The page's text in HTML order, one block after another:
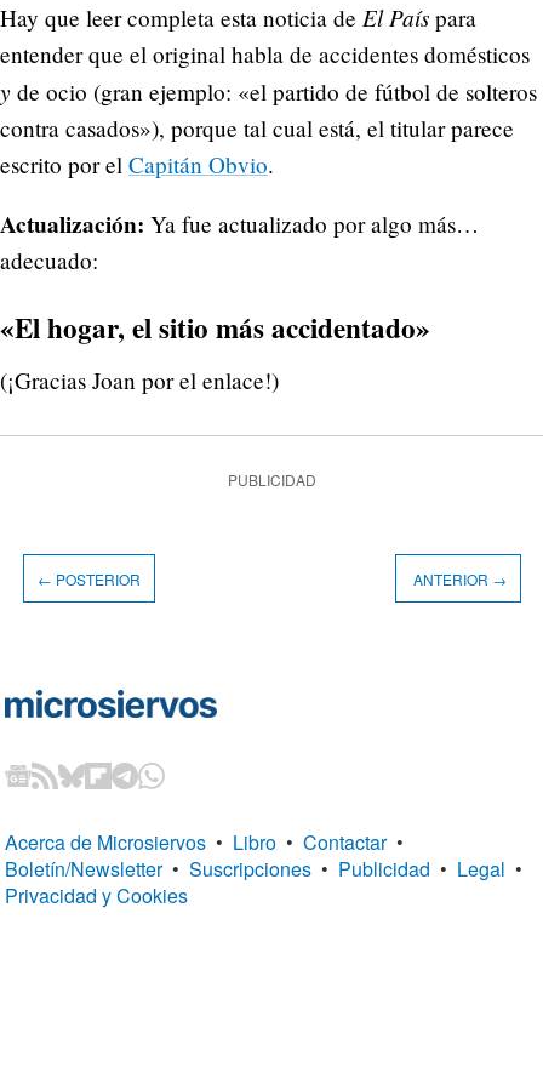
Hay que leer completa esta noticia de El País para
entender que el original habla de accidentes domésticos
y de ocio (gran ejemplo: «el partido de fútbol de solteros
contra casados»), porque tal cual está, el titular parece
escrito por el Capitán Obvio.
Actualización: Ya fue actualizado por algo más…
adecuado:
«El hogar, el sitio más accidentado»
(¡Gracias Joan por el enlace!)
PUBLICIDAD
← POSTERIOR ANTERIOR →
Acerca de Microsiervos • Libro • Contactar •
Boletín/Newsletter • Suscripciones • Publicidad • Legal •
Privacidad y Cookies